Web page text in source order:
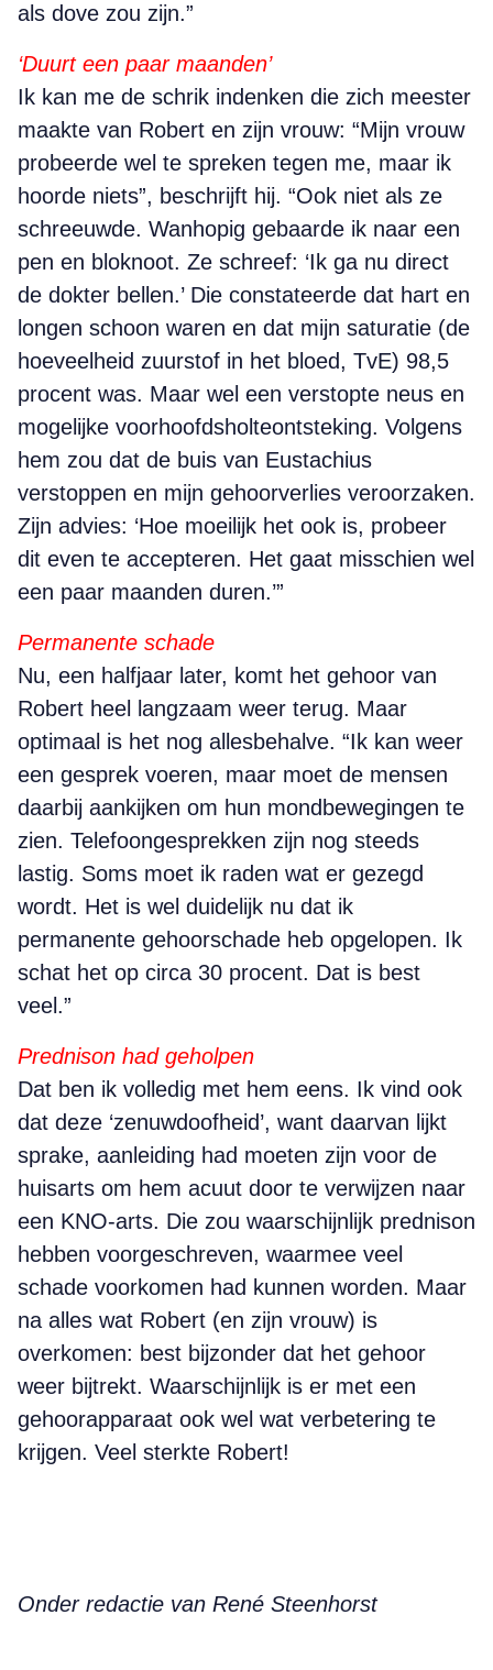
als dove zou zijn.”
‘Duurt een paar maanden’
Ik kan me de schrik indenken die zich meester
maakte van Robert en zijn vrouw: “Mijn vrouw
probeerde wel te spreken tegen me, maar ik
hoorde niets”, beschrijft hij. “Ook niet als ze
schreeuwde. Wanhopig gebaarde ik naar een
pen en bloknoot. Ze schreef: ‘Ik ga nu direct
de dokter bellen.’ Die constateerde dat hart en
longen schoon waren en dat mijn saturatie (de
hoeveelheid zuurstof in het bloed, TvE) 98,5
procent was. Maar wel een verstopte neus en
mogelijke voorhoofdsholteontsteking. Volgens
hem zou dat de buis van Eustachius
verstoppen en mijn gehoorverlies veroorzaken.
Zijn advies: ‘Hoe moeilijk het ook is, probeer
dit even te accepteren. Het gaat misschien wel
een paar maanden duren.’”
Permanente schade
Nu, een halfjaar later, komt het gehoor van
Robert heel langzaam weer terug. Maar
optimaal is het nog allesbehalve. “Ik kan weer
een gesprek voeren, maar moet de mensen
daarbij aankijken om hun mondbewegingen te
zien. Telefoongesprekken zijn nog steeds
lastig. Soms moet ik raden wat er gezegd
wordt. Het is wel duidelijk nu dat ik
permanente gehoorschade heb opgelopen. Ik
schat het op circa 30 procent. Dat is best
veel.”
Prednison had geholpen
Dat ben ik volledig met hem eens. Ik vind ook
dat deze ‘zenuwdoofheid’, want daarvan lijkt
sprake, aanleiding had moeten zijn voor de
huisarts om hem acuut door te verwijzen naar
een KNO-arts. Die zou waarschijnlijk prednison
hebben voorgeschreven, waarmee veel
schade voorkomen had kunnen worden. Maar
na alles wat Robert (en zijn vrouw) is
overkomen: best bijzonder dat het gehoor
weer bijtrekt. Waarschijnlijk is er met een
gehoorapparaat ook wel wat verbetering te
krijgen. Veel sterkte Robert!
Onder redactie van René Steenhorst